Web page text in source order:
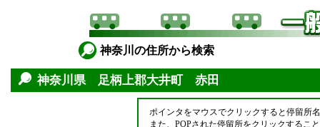
神奈川の住所から検索
神奈川県 足柄上郡大井町 赤田
ポインタをマウスでクリックすると停留所
また、POPされた停留所をクリックするこ